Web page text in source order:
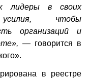
лидеры в своих
чтобы
организаций и
— говорится в
в реестре